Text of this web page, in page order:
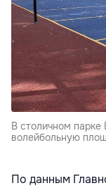
В столичном
волейбольную
По данным